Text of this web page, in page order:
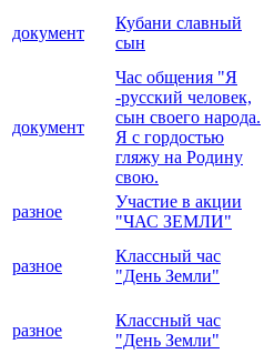
документ
Кубани славный
сын
документ
Час общения "Я
-русский человек,
сын своего народа.
Я с гордостью
гляжу на Родину
свою.
разное
Участие в акции
"ЧАС ЗЕМЛИ"
разное
Классный час
"День Земли"
разное
Классный час
"День Земли"